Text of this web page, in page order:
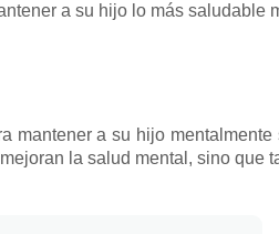
a su hijo lo más saludable
mantener a su hijo
la salud mental, sino que